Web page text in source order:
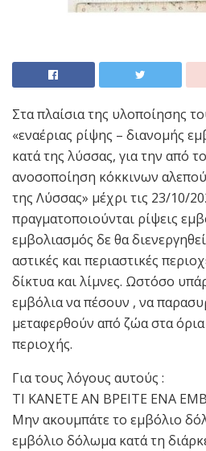
Στα πλαίσια της υλοποίησης
«εναέριας ρίψης – διανομής
κατά της λύσσας, για την από
ανοσοποίηση κόκκινων
της Λύσσας» μέχρι τις 23/10/
πραγματοποιούνται ρίψεις
εμβολιασμός δε θα
αστικές και περιαστικές
δίκτυα και λίμνες. Ωστόσο
εμβόλια να πέσουν , να
μεταφερθούν από ζώα στα
περιοχής.
Για τους λόγους αυτούς :
ΤΙ ΚΑΝΕΤΕ ΑΝ ΒΡΕΙΤΕ ΕΝΑ
Μην ακουμπάτε το εμβόλιο
εμβόλιο δόλωμα κατά τη